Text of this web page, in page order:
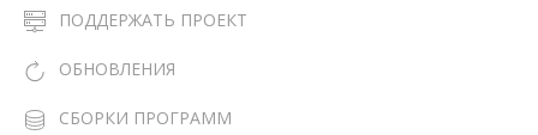
ПОДДЕРЖАТЬ ПРОЕКТ
ОБНОВЛЕНИЯ
СБОРКИ ПРОГРАММ